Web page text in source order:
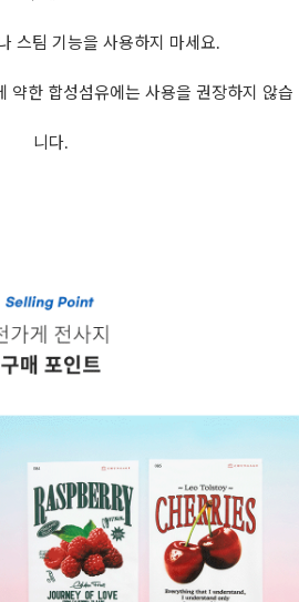
스팀 기능을 사용하지 마세요.
약한 합성섬유에는 사용을 권장하지 않습
니다.